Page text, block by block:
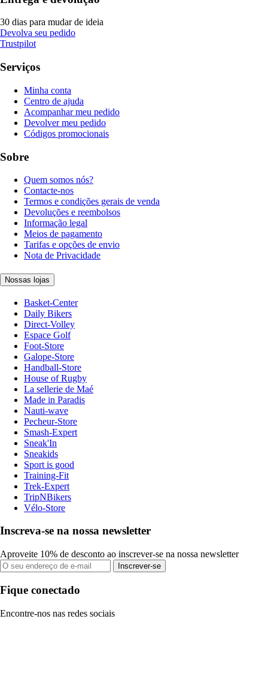
30 dias para mudar de ideia
Devolva seu pedido
Trustpilot
Serviços
Minha conta
Centro de ajuda
Acompanhar meu pedido
Devolver meu pedido
Códigos promocionais
Sobre
Quem somos nós?
Contacte-nos
Termos e condições gerais de venda
Devoluções e reembolsos
Informação legal
Meios de pagamento
Tarifas e opções de envio
Nota de Privacidade
Nossas lojas
Basket-Center
Daily Bikers
Direct-Volley
Espace Golf
Foot-Store
Galope-Store
Handball-Store
House of Rugby
La sellerie de Maé
Made in Paradis
Nauti-wave
Pecheur-Store
Smash-Expert
Sneak'In
Sneakids
Sport is good
Training-Fit
Trek-Expert
TripNBikers
Vélo-Store
Inscreva-se na nossa newsletter
Aproveite 10% de desconto ao inscrever-se na nossa newsletter
Inscrever-se
Fique conectado
Encontre-nos nas redes sociais